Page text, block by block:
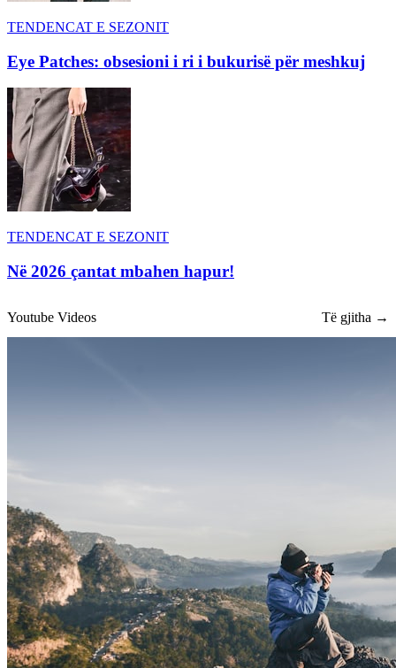
TENDENCAT E SEZONIT
Eye Patches: obsesioni i ri i bukurisë për meshkuj
TENDENCAT E SEZONIT
Në 2026 çantat mbahen hapur!
Youtube Videos Të gjitha →